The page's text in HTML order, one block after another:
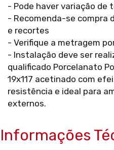
- Pode haver variação de
- Recomenda-se compra
e recortes
- Verifique a metragem
- Instalação deve ser
qualificado Porcelanato
19x117 acetinado com
resistência e ideal para
externos.
Informações